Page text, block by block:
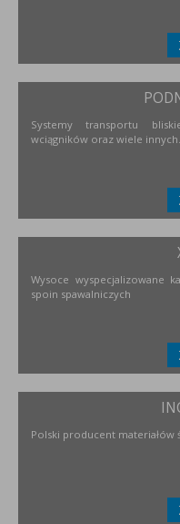
Systemy transportu
wciągników oraz wiele innych.
Wysoce wyspecjalizowane
spoin spawalniczych
Polski producent materiałów